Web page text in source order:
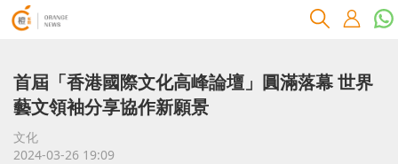
首屆「香港國際文化高峰論壇」圓滿落幕 世界
藝文領袖分享協作新願景
文化
2024-03-26 19:09